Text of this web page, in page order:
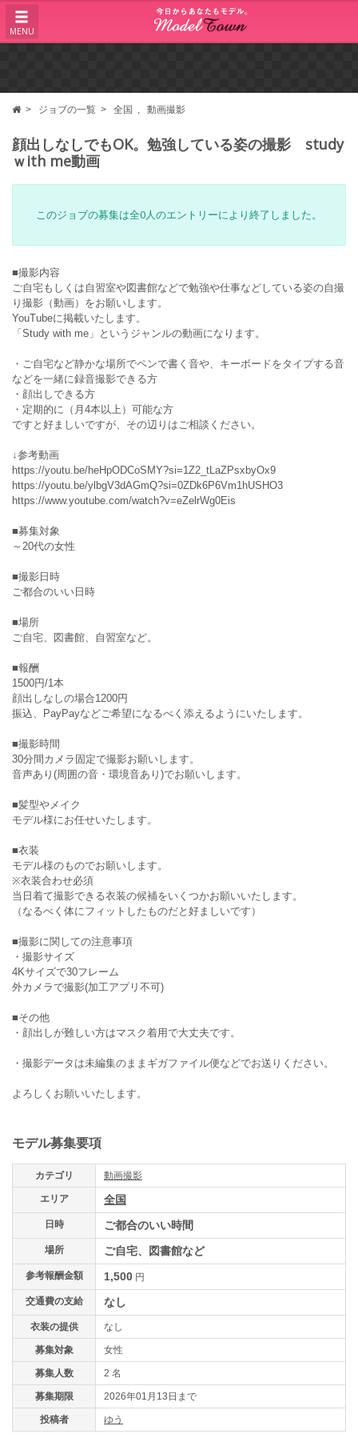
MENU
ジョブの一覧 全国 動画撮影
顔出しなしでもOK。勉強している姿の撮影 study
ｗith me動画
このジョブの募集は全0人のエントリーにより終了しました。
■撮影内容
ご自宅もしくは自習室や図書館などで勉強や仕事などしている姿の自撮
り撮影（動画）をお願いします。
YouTubeに掲載いたします。
「Study with me」というジャンルの動画になります。
・ご自宅など静かな場所でペンで書く音や、キーボードをタイプする音
などを一緒に録音撮影できる方
・顔出しできる方
・定期的に（月4本以上）可能な方
ですと好ましいですが、その辺りはご相談ください。
↓参考動画
https://youtu.be/heHpODCoSMY?si=1Z2_tLaZPsxbyOx9
https://youtu.be/ylbgV3dAGmQ?si=0ZDk6P6Vm1hUSHO3
https://www.youtube.com/watch?v=eZelrWg0Eis
■募集対象
～20代の女性
■撮影日時
ご都合のいい日時
■場所
ご自宅、図書館、自習室など。
■報酬
1500円/1本
顔出しなしの場合1200円
振込、PayPayなどご希望になるべく添えるようにいたします。
■撮影時間
30分間カメラ固定で撮影お願いします。
音声あり(周囲の音・環境音あり)でお願いします。
■髪型やメイク
モデル様にお任せいたします。
■衣装
モデル様のものでお願いします。
※衣装合わせ必須
当日着て撮影できる衣装の候補をいくつかお願いいたします。
（なるべく体にフィットしたものだと好ましいです）
■撮影に関しての注意事項
・撮影サイズ
4Kサイズで30フレーム
外カメラで撮影(加工アプリ不可)
■その他
・顔出しが難しい方はマスク着用で大丈夫です。
・撮影データは未編集のままギガファイル便などでお送りください。
よろしくお願いいたします。
モデル募集要項
カテゴリ 動画撮影
エリア 全国
日時 ご都合のいい時間
場所 ご自宅、図書館など
参考報酬金額 1,500 円
交通費の支給 なし
衣装の提供 なし
募集対象 女性
募集人数 2 名
募集期限 2026年01月13日まで
投稿者 ゆう